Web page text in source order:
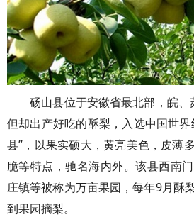
砀山县位于安徽省最北部，皖、
但却出产好吃的酥梨，入选中国世
县”，以果实硕大，黄亮美色，皮薄
脆等特点，驰名海内外。该县西南
庄镇等被称为万亩果园，每年9月酥
到果园摘梨。